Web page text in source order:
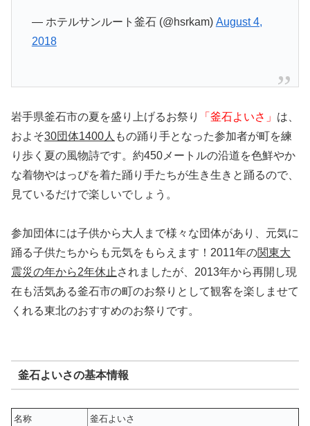
— ホテルサンルート釜石 (@hsrkam) August 4,
2018
岩手県釜石市の夏を盛り上げるお祭り 「釜石よいさ」 は、
およそ30団体1400人 もの踊り手となった参加者が町を練
り歩く夏の風物詩です。約450メートルの沿道を色鮮やか
な着物やはっぴを着た踊り手たちが生き生きと踊るので、
見ているだけで楽しいでしょう。
参加団体には子供から大人まで様々な団体があり、元気に
踊る子供たちからも元気をもらえます！2011年の関東大
震災の年から2年休止 されましたが、2013年から再開し現
在も活気ある釜石市の町のお祭りとして観客を楽しませて
くれる東北のおすすめのお祭りです。
釜石よいさの基本情報
名称 釜石よいさ